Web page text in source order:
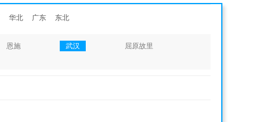
华北 广东 东北
恩施 武汉
屈原故里